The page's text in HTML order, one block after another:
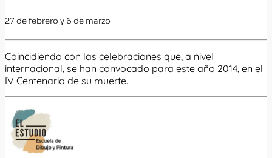
27 de febrero y 6 de marzo
Coincidiendo con las celebraciones que, a nivel
internacional, se han convocado para este año 2014, en el
IV Centenario de su muerte.